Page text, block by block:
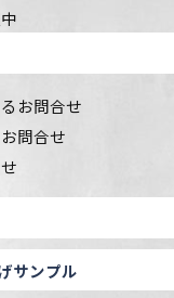
お問合せ
問合せ
サンプル